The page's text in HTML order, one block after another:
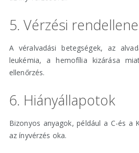
5. Vérzési
A véralvadási betegségek, az
leukémia, a hemofília kizárása
ellenőrzés.
6. Hiányállapotok
Bizonyos anyagok, például a C-és a
az ínyvérzés oka.